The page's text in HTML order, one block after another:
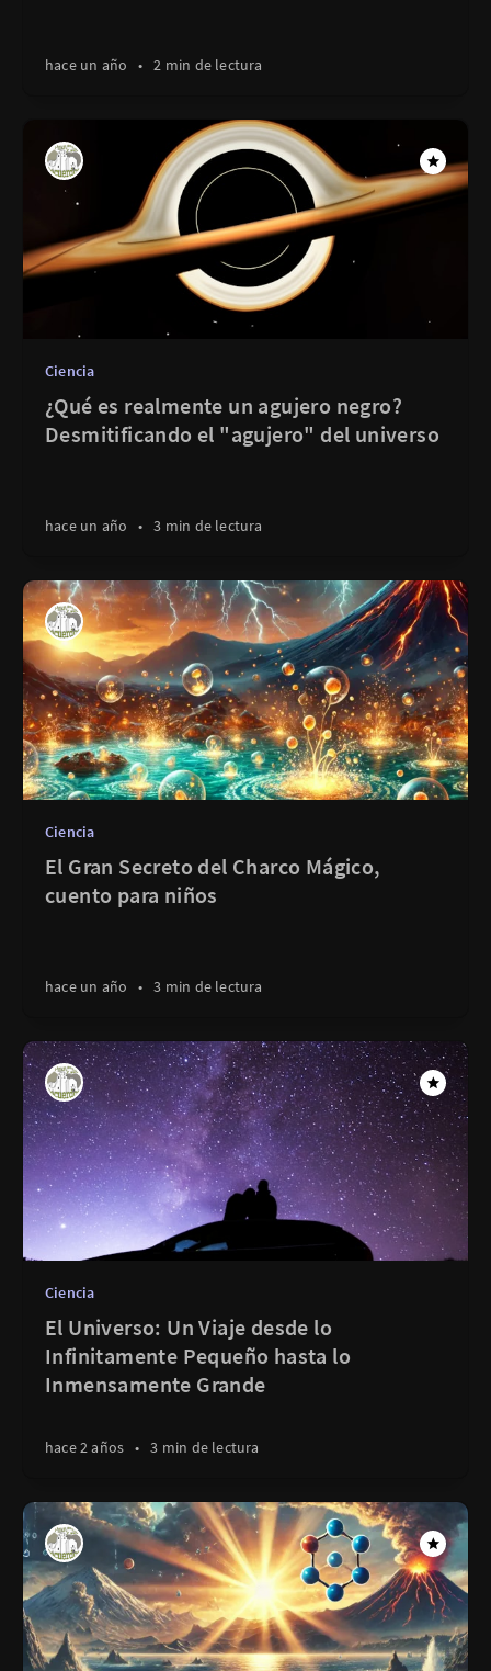
hace un año • 2 min de lectura
Ciencia
¿Qué es realmente un agujero negro?
Desmitificando el "agujero" del universo
hace un año • 3 min de lectura
Ciencia
El Gran Secreto del Charco Mágico,
cuento para niños
hace un año • 3 min de lectura
Ciencia
El Universo: Un Viaje desde lo
Infinitamente Pequeño hasta lo
Inmensamente Grande
hace 2 años • 3 min de lectura